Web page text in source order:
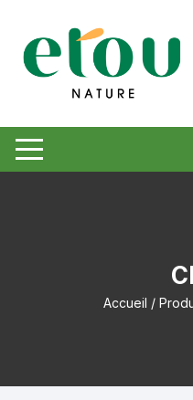
contenu
Accueil /